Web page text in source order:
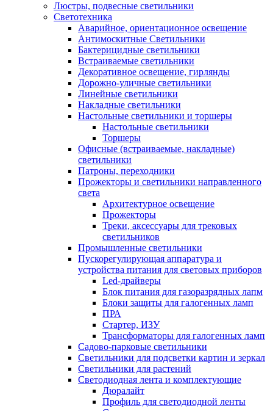
Люстры, подвесные светильники
Светотехника
Аварийное, ориентационное освещение
Антимоскитные Светильники
Бактерицидные светильники
Встраиваемые светильники
Декоративное освещение, гирлянды
Дорожно-уличные светильники
Линейные светильники
Накладные светильники
Настольные светильники и торшеры
Настольные светильники
Торшеры
Офисные (встраиваемые, накладные)
светильники
Патроны, переходники
Прожекторы и светильники направленного
света
Архитектурное освещение
Прожекторы
Треки, аксессуары для трековых
светильников
Промышленные светильники
Пускорегулирующая аппаратура и
устройства питания для световых приборов
Led-драйверы
Блок питания для газоразрядных лапм
Блоки защиты для галогенных ламп
ПРА
Стартер, ИЗУ
Трансформаторы для галогенных ламп
Садово-парковые светильники
Светильники для подсветки картин и зеркал
Светильники для растений
Светодиодная лента и комплектующие
Дюралайт
Профиль для светодиодной ленты